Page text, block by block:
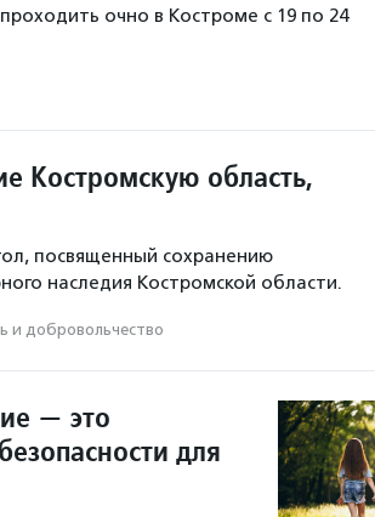
очно в Костроме с 19 по 24
Костромскую область,
посвященный сохранению
наследия Костромской области.
и доброволь­чест­во
— это
для